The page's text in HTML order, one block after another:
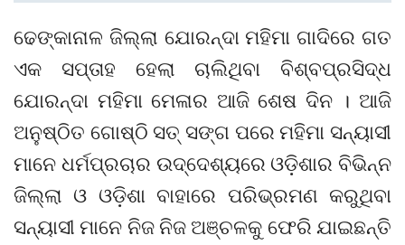
ଢେଙ୍କାନାଳ ଜିଲ୍ଲା ଯୋରନ୍ଦା ମହିମା ଗାଦିରେ ଗତ
ଏକ ସପ୍ତାହ ହେଲା ଚାଲିଥିବା ବିଶ୍ବପ୍ରସିଦ୍ଧ
ଯୋରନ୍ଦା ମହିମା ମେଳାର ଆଜି ଶେଷ ଦିନ । ଆଜି
ଅନୁଷ୍ଠିତ ଗୋଷ୍ଠି ସତ୍ ସଙ୍ଗ ପରେ ମହିମା ସନ୍ୟାସୀ
ମାନେ ଧର୍ମପ୍ରଚାର ଉଦ୍ଦେଶ୍ୟରେ ଓଡ଼ିଶାର ବିଭିନ୍ନ
ଜିଲ୍ଲା ଓ ଓଡ଼ିଶା ବାହାରେ ପରିଭ୍ରମଣ କରୁଥିବା
ସନ୍ୟାସୀ ମାନେ ନିଜ ନିଜ ଅଞ୍ଚଳକୁ ଫେରି ଯାଇଛନ୍ତି